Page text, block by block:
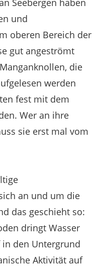
Seebergen haben
und
oberen Bereich der
gut angeströmt
die
werden
fest mit dem
Wer an ihre
sie erst mal vom
an und um die
das geschieht so:
dringt Wasser
den Untergrund
Aktivität auf